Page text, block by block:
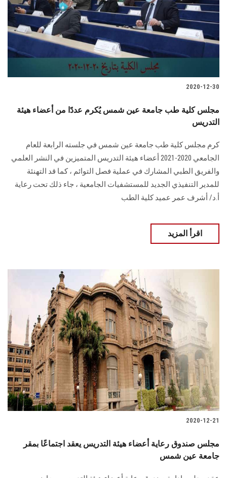
2020-12-30
مجلس كلية طب جامعة عين شمس يُكرم عددًا من أعضاء هيئة
التدريس
كرم مجلس كلية طب جامعة عين شمس في جلسته الرابعة للعام
الجامعي 2020-2021 أعضاء هيئة التدريس المتميزين في النشر العلمي
والفريق الطبي المشارك في عملية فصل التوائم ، كما قد التهنئة
للمدير التنفيذي الجديد للمستشفيات الجامعية ، جاء ذلك تحت رعاية
أ.د/ أشرف عمر عميد كلية الطب
اقرأ المزيد
2020-12-21
مجلس صندوق رعاية أعضاء هيئة التدريس يعقد اجتماعًا بمقر
جامعة عين شمس